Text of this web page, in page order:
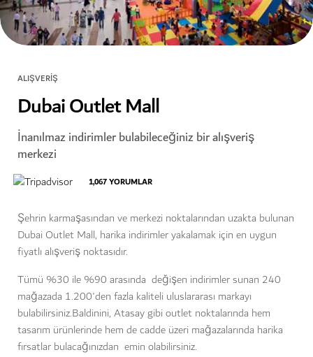
ALIŞVERIŞ
Dubai Outlet Mall
İnanılmaz indirimler bulabileceğiniz bir alışveriş
merkezi
1,067YORUMLAR
Şehrin karmaşasından ve merkezi noktalarından uzakta bulunan
Dubai Outlet Mall, harika indirimler yakalamak için en uygun
fiyatlı alışveriş noktasıdır.
Tümü %30 ile %90 arasında değişen indirimler sunan 240
mağazada 1.200'den fazla kaliteli uluslararası markayı
bulabilirsiniz.Baldinini, Atasaygibi outlet noktalarında hem
tasarım ürünlerinde hem de cadde üzeri mağazalarında harika
fırsatlar bulacağınızdan emin olabilirsiniz.